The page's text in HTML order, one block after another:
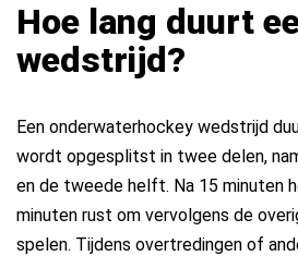
Hoe lang duurt
wedstrijd?
Een onderwaterhockey wedstrijd
wordt opgesplitst in twee delen,
en de tweede helft. Na 15 minuten
minuten rust om vervolgens de
spelen. Tijdens overtredingen of